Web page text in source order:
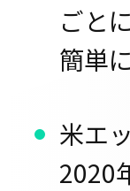
ごと
簡単
米エ
2020